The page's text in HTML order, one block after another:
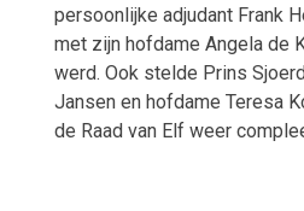
persoonlijke adjudant Frank
met zijn hofdame Angela de
werd. Ook stelde Prins
Jansen en hofdame Teresa
de Raad van Elf weer